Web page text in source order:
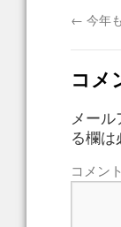
← 今年
コメ
メール
る欄は
コメント